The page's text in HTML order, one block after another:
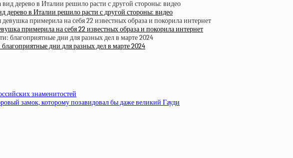
дерево в Италии решило расти с другой стороны: видео
примерила на себя 22 известных образа и покорила интернет
дни для разных дел в марте 2024
знаменитостей
замок, которому позавидовал бы даже великий Гауди